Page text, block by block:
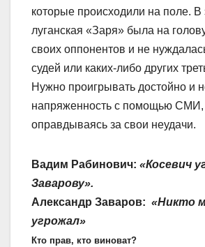
которые происходили на поле. В
луганская «Заря» была на
своих оппонентов и не
судей или каких-либо других
Нужно проигрывать достойно и
напряженность с помощью СМИ,
оправдываясь за свои неудачи.
Вадим Рабинович: «Косевич
Заварову».
Александр Заваров: «Никто
угрожал»
Кто прав, кто виноват?